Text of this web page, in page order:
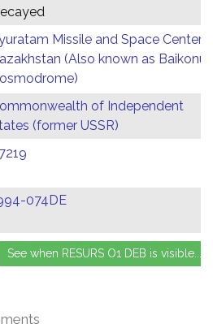
Missile and Space Center,
(Also known as Baikonur
of Independent
(former USSR)
074DE